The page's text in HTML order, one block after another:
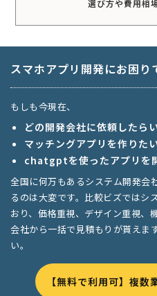
選び方や費用相
スマホアプリ開発にお困り
もしも今現在、
どの開発会社に依頼したら
マッチングアプリを作りた
chatgptを使ったアプリを
全国に何万もあるシステム開発会
るのは大変です。比較ビズではシ
おり、価格重視、デザイン重視、
会社から一括で見積もりが貰えま
い。
【無料で利用可】複数